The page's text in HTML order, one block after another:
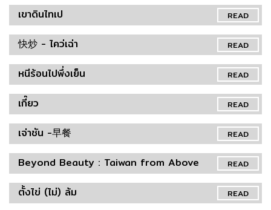
READ
เขาดินไทเป
READ
快炒 - ไคว่เฉ่า
READ
หนีร้อนไปพึ่งเย็น
READ
เกี๊ยว
READ
เจ่าชัน -早餐
READ
Beyond Beauty : Taiwan from Above
READ
ตั้งไข่ (ไม่) ล้ม